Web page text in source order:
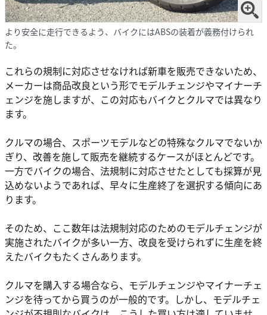
より安全に走行できるよう、バイクにはABSの装着が義務付けられ
た。
これらの規制に対応させなければ新車を販売できないため、
メーカーは商品改良という形でモデルチェンジやマイナーチ
ェンジを施しますが、この対応もバイクとクルマでは異なり
ます。
クルマの場合、スポーツモデルなどの特殊なクルマでないか
ぎり、改善を施して販売を継続するケースがほとんどです。
一方でバイクの場合、法規制に対応させたとしても採算が見
込めないようであれば、早々に生産終了を選択する傾向にあ
ります。
そのため、ここ数年は法規制対応のためのモデルチェンジが
実施されたバイクが多い一方、改良を受けられずに生産を終
えたバイクもたくさんあります。
クルマを購入する場合なら、モデルチェンジやマイナーチェ
ンジを待ってから買うのが一般的です。しかし、モデルチェ